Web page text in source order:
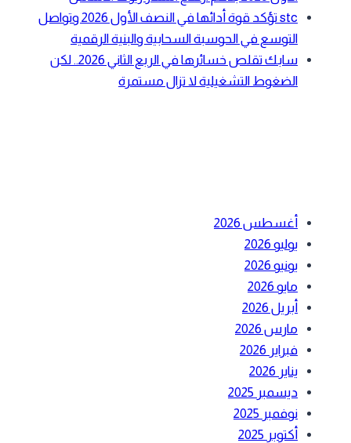
stc تؤكد قوة أدائها في النصف الأول 2026 وتواصل
التوسع في الحوسبة السحابية والبنية الرقمية
سابك تقلص خسائرها في الربع الثاني 2026.. لكن
الضغوط التشغيلية لا تزال مستمرة
أغسطس 2026
يوليو 2026
يونيو 2026
مايو 2026
أبريل 2026
مارس 2026
فبراير 2026
يناير 2026
ديسمبر 2025
نوفمبر 2025
أكتوبر 2025